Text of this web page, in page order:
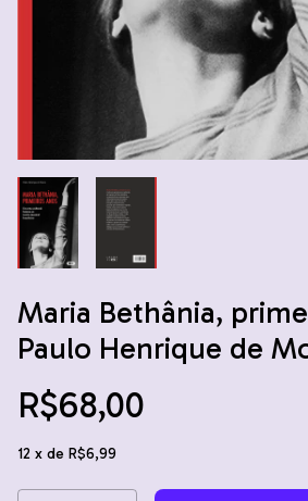
Maria Bethânia,
Paulo Henrique de
R$68,00
12 x de R$6,99